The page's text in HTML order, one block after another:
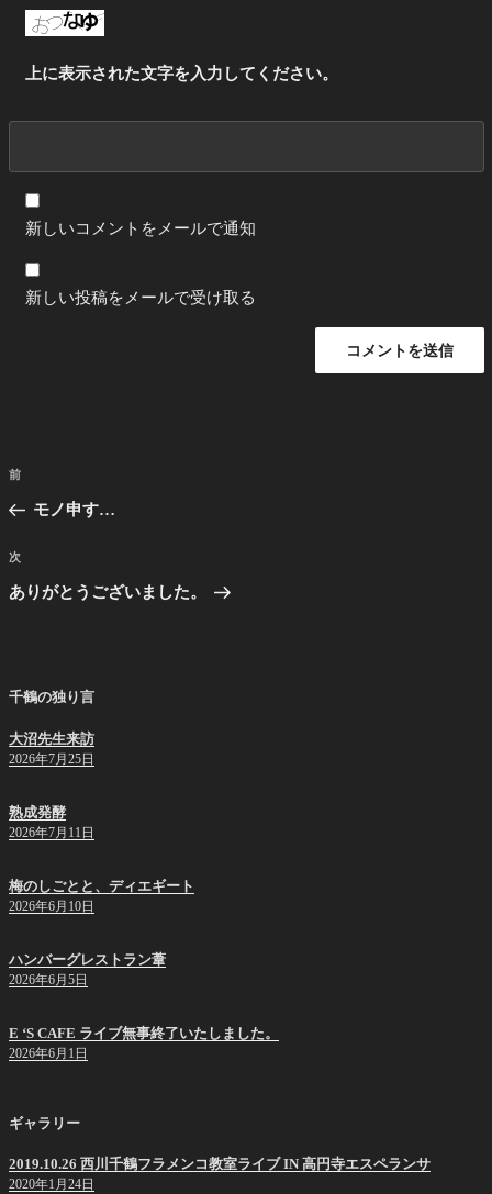
上に表示された文字を入力してください。
新しいコメントをメールで通知
新しい投稿をメールで受け取る
投
ナ
ビ
ゲ
ン
前
の
稿
前
モノ申す…
次
の
次
ありがとうございました。
千鶴の独り言
大沼先生来訪
2026年7月25日
熟成発酵
2026年7月11日
梅のしごとと、ディエギート
2026年6月10日
ハンバーグレストラン葦
2026年6月5日
E ‘S CAFE ライブ無事終了いたしました。
2026年6月1日
ギャラリー
2019.10.26 西川千鶴フラメンコ教室ライブ IN 高円寺エスペランサ
2020年1月24日